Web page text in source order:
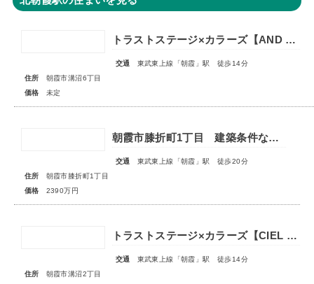
トラストステージ×カラーズ【AND PLUS】朝霞市溝沼6丁目22期 全2棟◇販売予告◇
交通
東武東上線「朝霞」駅 徒歩14分
住所
朝霞市溝沼6丁目
価格
未定
朝霞市膝折町1丁目 建築条件なし売地 全1区画
交通
東武東上線「朝霞」駅 徒歩20分
住所
朝霞市膝折町1丁目
価格
2390万円
トラストステージ×カラーズ【CIEL VILLA】朝霞市溝沼2丁目21期 全4棟◆販売予告◆
交通
東武東上線「朝霞」駅 徒歩14分
住所
朝霞市溝沼2丁目